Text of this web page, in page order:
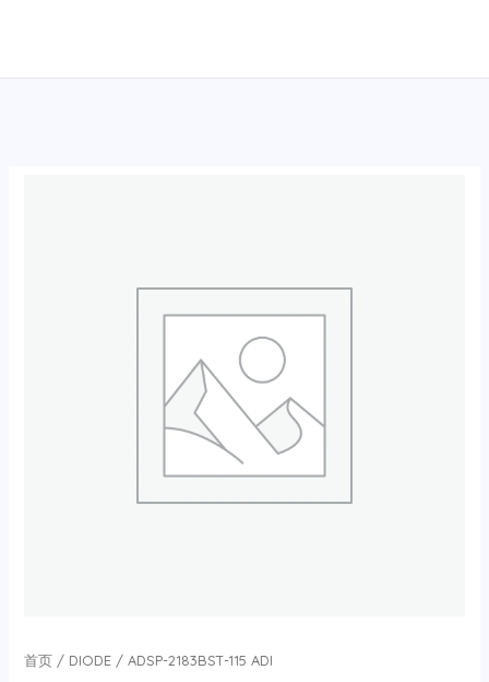
首页/ DIODE/ ADSP-2183BST-115 ADI